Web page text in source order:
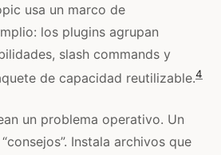
usa un marco de
los plugins agrupan
slash commands y
de capacidad reutilizable.4
un problema operativo. Un
Instala archivos que